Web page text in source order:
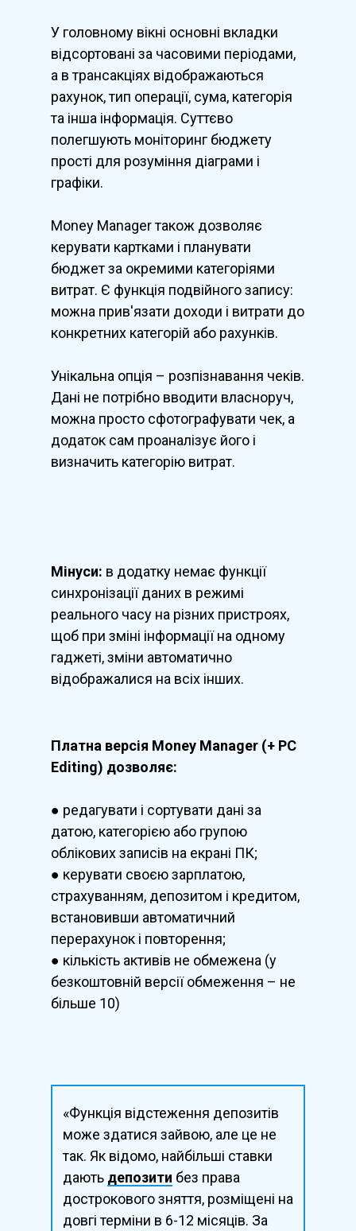
У головному вікні основні вкладки
відсортовані за часовими періодами,
а в трансакціях відображаються
рахунок, тип операції, сума, категорія
та інша інформація. Суттєво
полегшують моніторинг бюджету
прості для розуміння діаграми і
графіки.
Money Manager також дозволяє
керувати картками і планувати
бюджет за окремими категоріями
витрат. Є функція подвійного запису:
можна прив'язати доходи і витрати до
конкретних категорій або рахунків.
Унікальна опція – розпізнавання чеків.
Дані не потрібно вводити власноруч,
можна просто сфотографувати чек, а
додаток сам проаналізує його і
визначить категорію витрат.
Мінуси: в додатку немає функції
синхронізації даних в режимі
реального часу на різних пристроях,
щоб при зміні інформації на одному
гаджеті, зміни автоматично
відображалися на всіх інших.
Платна версія Money Manager (+ PC
Editing) дозволяє:
● редагувати і сортувати дані за
датою, категорією або групою
облікових записів на екрані ПК;
● керувати своєю зарплатою,
страхуванням, депозитом і кредитом,
встановивши автоматичний
перерахунок і повторення;
● кількість активів не обмежена (у
безкоштовній версії обмеження – не
більше 10)
«Функція відстеження депозитів
може здатися зайвою, але це не
так. Як відомо, найбільші ставки
дають депозити без права
дострокового зняття, розміщені на
довгі терміни в 6-12 місяців. За